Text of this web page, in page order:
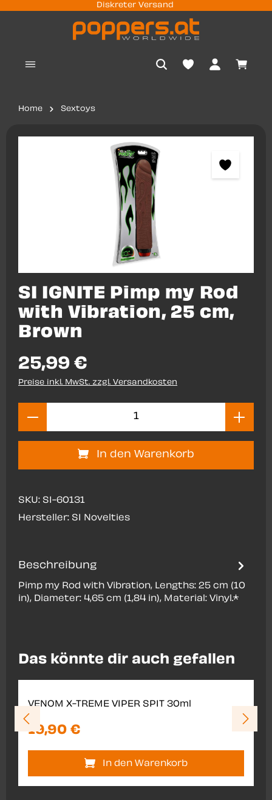
springen
Diskreter Versand
Home Sextoys
Bildergalerie überspringen
SI IGNITE Pimp my Rod
with Vibration, 25 cm,
Brown
25,99 €
Preise inkl. MwSt. zzgl. Versandkosten
Produkt Anzahl: Gib den
In den Warenkorb
SKU: SI-60131
Hersteller: SI Novelties
Beschreibung
Pimp my Rod with Vibration, Lengths: 25 cm (10
in), Diameter: 4,65 cm (1,84 in), Material: Vinyl.*
Produktgalerie überspringen
Das könnte dir auch gefallen
VENOM X-TREME VIPER SPIT 30ml
19,90 €
In den Warenkorb